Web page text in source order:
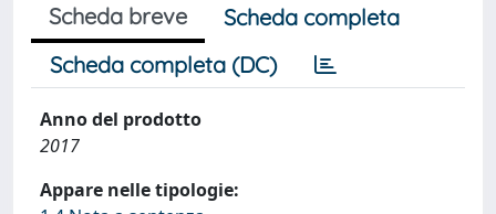
Scheda breve
Scheda completa
Scheda completa (DC)
Anno del prodotto
2017
Appare nelle tipologie: